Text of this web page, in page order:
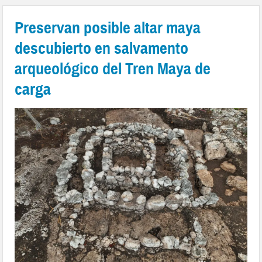
Preservan posible altar maya
descubierto en salvamento
arqueológico del Tren Maya de
carga